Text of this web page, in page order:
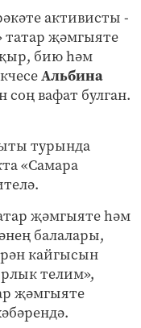
активисты -
татар җәмгыяте
бию һәм
Альбина
вафат булган.
турында
«Самара
җәмгыяте һәм
балалары,
кайгысын
телим»,
җәмгыяте